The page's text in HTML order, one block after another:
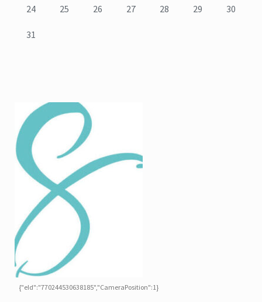
24 25 26 27 28 29 30
31
{"eId":"770244530638185","CameraPosition":1}